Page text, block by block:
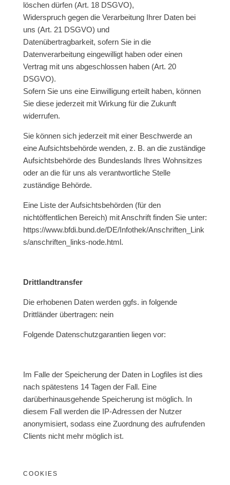
löschen dürfen (Art. 18 DSGVO),
Widerspruch gegen die Verarbeitung Ihrer Daten bei
uns (Art. 21 DSGVO) und
Datenübertragbarkeit, sofern Sie in die
Datenverarbeitung eingewilligt haben oder einen
Vertrag mit uns abgeschlossen haben (Art. 20
DSGVO).
Sofern Sie uns eine Einwilligung erteilt haben, können
Sie diese jederzeit mit Wirkung für die Zukunft
widerrufen.
Sie können sich jederzeit mit einer Beschwerde an
eine Aufsichtsbehörde wenden, z. B. an die zuständige
Aufsichtsbehörde des Bundeslands Ihres Wohnsitzes
oder an die für uns als verantwortliche Stelle
zuständige Behörde.
Eine Liste der Aufsichtsbehörden (für den
nichtöffentlichen Bereich) mit Anschrift finden Sie unter:
https://www.bfdi.bund.de/DE/Infothek/Anschriften_Link
s/anschriften_links-node.html.
Drittlandtransfer
Die erhobenen Daten werden ggfs. in folgende
Drittländer übertragen: nein
Folgende Datenschutzgarantien liegen vor:
Im Falle der Speicherung der Daten in Logfiles ist dies
nach spätestens 14 Tagen der Fall. Eine
darüberhinausgehende Speicherung ist möglich. In
diesem Fall werden die IP-Adressen der Nutzer
anonymisiert, sodass eine Zuordnung des aufrufenden
Clients nicht mehr möglich ist.
COOKIES